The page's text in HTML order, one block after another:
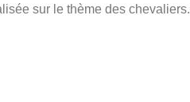
sur le thème des chevaliers.